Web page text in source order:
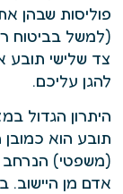
פוליסות שבהן
(למשל בביטוח
צד שלישי תובע
להגן עליכם.
היתרון הגדול
תובע הוא
(משפטי) הנרחב
אדם מן